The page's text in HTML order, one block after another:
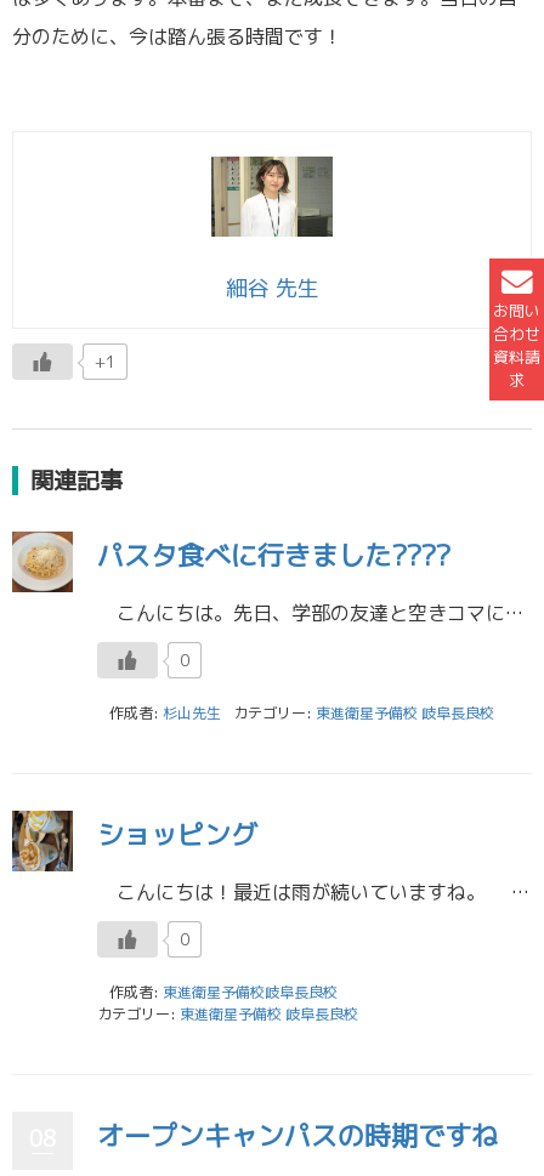
お問い
合わせ
資料請
求
分のために、今は踏ん張る時間です！
細谷 先生
+1
関連記事
パスタ食べに行きました????
こんにちは。先日、学部の友達と空きコマにランチしに行きました。 看護学部でも病院で実際に働いている医師の方が臨床現場について授業をしてくれるコマがいくつかあります。そのため医師の方の都合に合わせて、授業が展開されるの […]
0
作成者: 杉山先生 カテゴリー: 東進衛星予備校 岐阜長良校
ショッピング
こんにちは！最近は雨が続いていますね。 先日、母とショッピングモールに行ってきたのでその話をしたいと思います。服を見たり、雑貨を見たり沢山歩き回りました。スーパーではエッグタルトなど美味しそうなスイーツやお惣菜が様々 […]
0
作成者: 東進衛星予備校岐阜長良校
カテゴリー: 東進衛星予備校 岐阜長良校
オープンキャンパスの時期ですね